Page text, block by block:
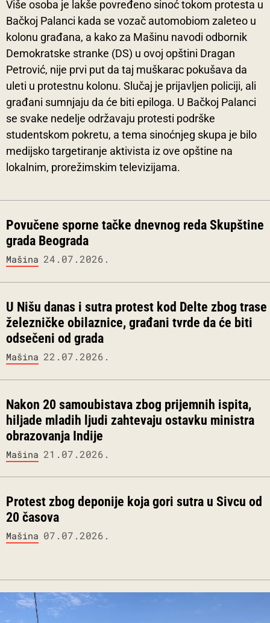
Više osoba je lakše povređeno sinoć tokom protesta u
Bačkoj Palanci kada se vozač automobiom zaleteo u
kolonu građana, a kako za Mašinu navodi odbornik
Demokratske stranke (DS) u ovoj opštini Dragan
Petrović, nije prvi put da taj muškarac pokušava da
uleti u protestnu kolonu. Slučaj je prijavljen policiji, ali
građani sumnjaju da će biti epiloga. U Bačkoj Palanci
se svake nedelje održavaju protesti podrške
studentskom pokretu, a tema sinoćnjeg skupa je bilo
medijsko targetiranje aktivista iz ove opštine na
lokalnim, prorežimskim televizijama.
Povučene sporne tačke dnevnog reda Skupštine
grada Beograda
Mašina 24.07.2026.
U Nišu danas i sutra protest kod Delte zbog trase
železničke obilaznice, građani tvrde da će biti
odsečeni od grada
Mašina 22.07.2026.
Nakon 20 samoubistava zbog prijemnih ispita,
hiljade mladih ljudi zahtevaju ostavku ministra
obrazovanja Indije
Mašina 21.07.2026.
Protest zbog deponije koja gori sutra u Sivcu od
20 časova
Mašina 07.07.2026.